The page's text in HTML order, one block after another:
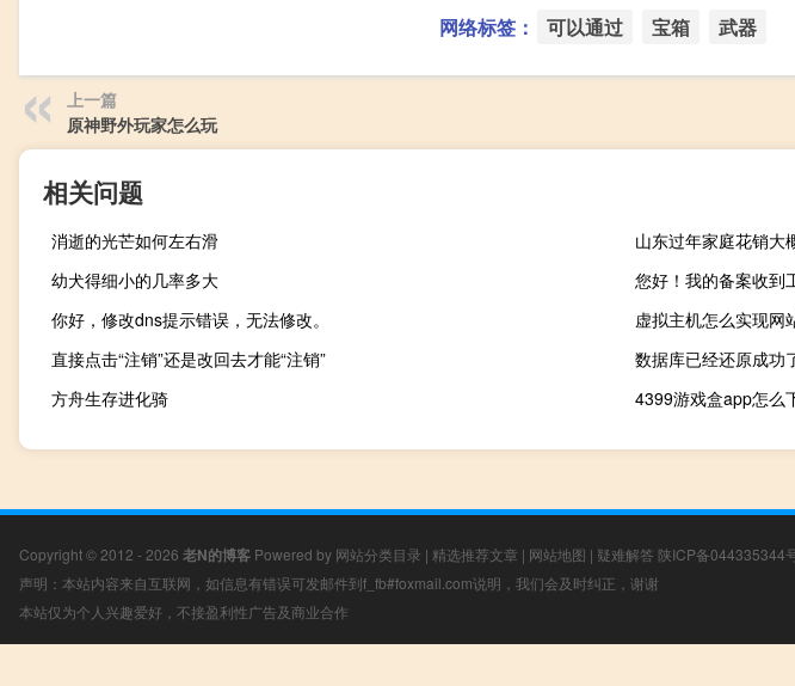
网络标签： 可以通过 宝箱 武器
上一篇
原神野外玩家怎么玩
相关问题
消逝的光芒如何左右滑
山东过年家庭花销大
幼犬得细小的几率多大
您好！我的备案收到
你好，修改dns提示错误，无法修改。
虚拟主机怎么实现网
直接点击“注销”还是改回去才能“注销”
数据库已经还原成功
方舟生存进化骑
4399游戏盒app怎么
Copyright © 2012 - 2026 老N的博客 Powered by 网站分类目录 | 精选推荐文章 | 网站地图 | 疑难解答 陕ICP备044335344
声明：本站内容来自互联网，如信息有错误可发邮件到f_fb#foxmail.com说明，我们会及时纠正，谢谢
本站仅为个人兴趣爱好，不接盈利性广告及商业合作